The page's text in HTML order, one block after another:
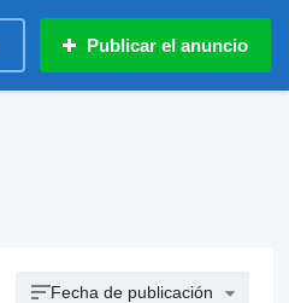
Publicar el anuncio
Fecha de publicación